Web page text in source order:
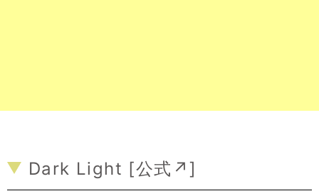
Dark Light [公式↗]